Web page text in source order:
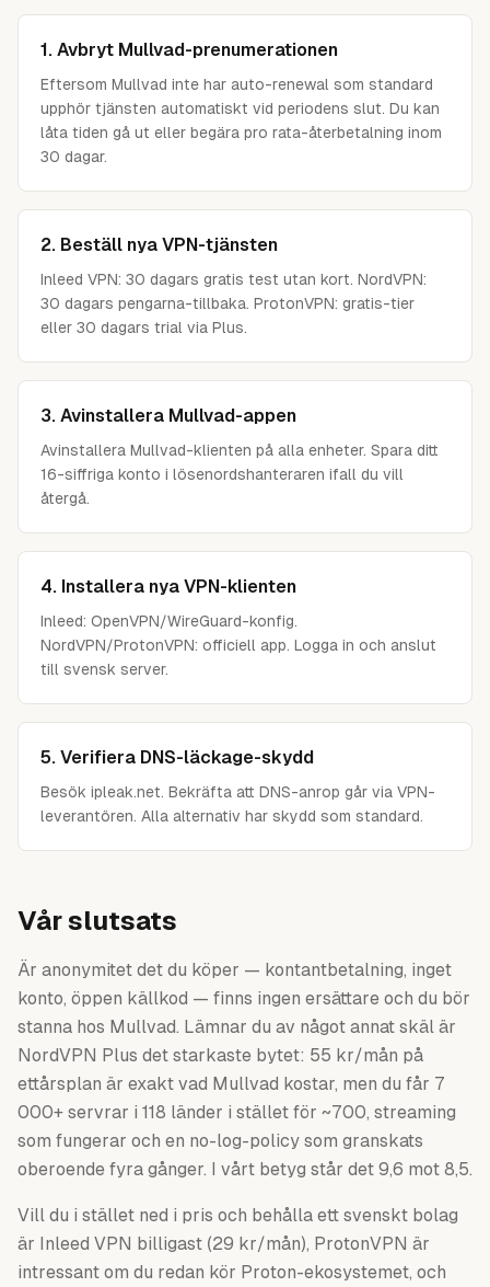
1. Avbryt Mullvad-prenumerationen
Eftersom Mullvad inte har auto-renewal som standard
upphör tjänsten automatiskt vid periodens slut. Du kan
låta tiden gå ut eller begära pro rata-återbetalning inom
30 dagar.
2. Beställ nya VPN-tjänsten
Inleed VPN: 30 dagars gratis test utan kort. NordVPN:
30 dagars pengarna-tillbaka. ProtonVPN: gratis-tier
eller 30 dagars trial via Plus.
3. Avinstallera Mullvad-appen
Avinstallera Mullvad-klienten på alla enheter. Spara ditt
16-siffriga konto i lösenordshanteraren ifall du vill
återgå.
4. Installera nya VPN-klienten
Inleed: OpenVPN/WireGuard-konfig.
NordVPN/ProtonVPN: officiell app. Logga in och anslut
till svensk server.
5. Verifiera DNS-läckage-skydd
Besök ipleak.net. Bekräfta att DNS-anrop går via VPN-
leverantören. Alla alternativ har skydd som standard.
Vår slutsats
Är anonymitet det du köper — kontantbetalning, inget
konto, öppen källkod — finns ingen ersättare och du bör
stanna hos Mullvad. Lämnar du av något annat skäl är
NordVPN Plus det starkaste bytet: 55 kr/mån på
ettårsplan är exakt vad Mullvad kostar, men du får 7
000+ servrar i 118 länder i stället för ~700, streaming
som fungerar och en no-log-policy som granskats
oberoende fyra gånger. I vårt betyg står det 9,6 mot 8,5.
Vill du i stället ned i pris och behålla ett svenskt bolag
är Inleed VPN billigast (29 kr/mån), ProtonVPN är
intressant om du redan kör Proton-ekosystemet, och